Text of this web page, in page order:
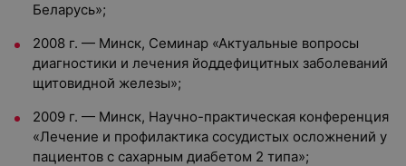
Беларусь»;
2008 г. — Минск, Семинар «Актуальные вопросы
диагностики и лечения йоддефицитных заболеваний
щитовидной железы»;
2009 г. — Минск, Научно-практическая конференция
«Лечение и профилактика сосудистых осложнений у
пациентов с сахарным диабетом 2 типа»;